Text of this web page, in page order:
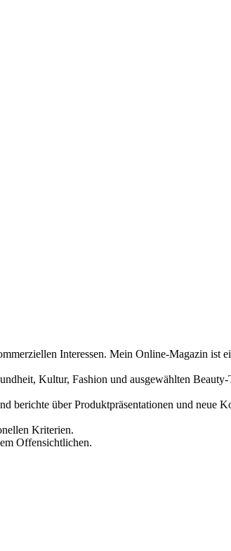
Interessen. Mein Online-Magazin ist
Kultur, Fashion und ausgewählten Beauty-
berichte über Produktpräsentationen und neue
Kriterien.
Offensichtlichen.